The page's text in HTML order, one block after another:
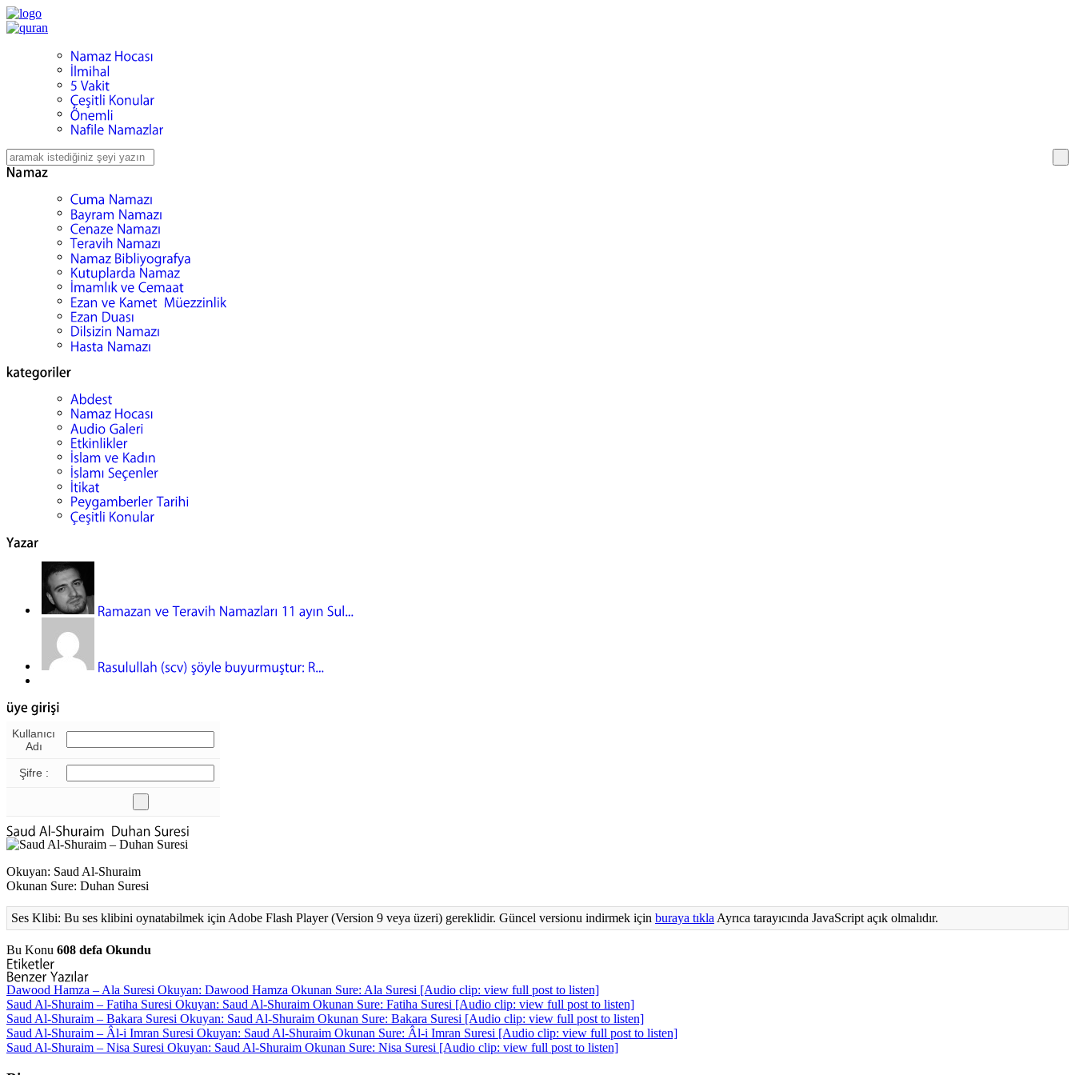
Kullanıcı
Adı
Şifre :
Okuyan: Saud Al-Shuraim
Okunan Sure: Duhan Suresi
Ses Klibi: Bu ses klibini oynatabilmek için Adobe Flash Player (Version 9 veya üzeri) gereklidir. Güncel versionu indirmek için buraya tıkla Ayrıca tarayıcında JavaScript açık olmalıdır.
Bu Konu 608 defa Okundu
Dawood Hamza – Ala Suresi Okuyan: Dawood Hamza Okunan Sure: Ala Suresi [Audio clip: view full post to listen]
Saud Al-Shuraim – Fatiha Suresi Okuyan: Saud Al-Shuraim Okunan Sure: Fatiha Suresi [Audio clip: view full post to listen]
Saud Al-Shuraim – Bakara Suresi Okuyan: Saud Al-Shuraim Okunan Sure: Bakara Suresi [Audio clip: view full post to listen]
Saud Al-Shuraim – Âl-i Imran Suresi Okuyan: Saud Al-Shuraim Okunan Sure: Âl-i Imran Suresi [Audio clip: view full post to listen]
Saud Al-Shuraim – Nisa Suresi Okuyan: Saud Al-Shuraim Okunan Sure: Nisa Suresi [Audio clip: view full post to listen]